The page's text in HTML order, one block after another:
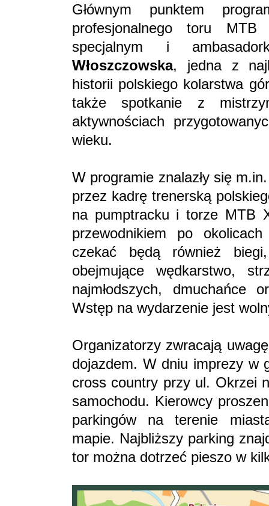
Głównym punktem
profesjonalnego toru
specjalnym i
Włoszczowska, jedna z
historii polskiego kolarstwa
także spotkanie z
aktywnościach
wieku.
W programie znalazły się
przez kadrę trenerską
na pumptracku i torze MTB
przewodnikiem po
czekać będą również
obejmujące wędkarstwo,
najmłodszych, dmuchańce
Wstęp na wydarzenie jest
Organizatorzy zwracają
dojazdem. W dniu imprezy w
cross country przy ul. Okrzei
samochodu. Kierowcy
parkingów na terenie
mapie. Najbliższy parking
tor można dotrzeć pieszo w